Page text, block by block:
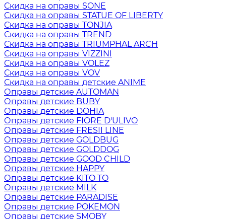
Скидка на оправы SONE
Скидка на оправы STATUE OF LIBERTY
Скидка на оправы TONJIA
Скидка на оправы TREND
Скидка на оправы TRIUMPHAL ARCH
Скидка на оправы VIZZINI
Скидка на оправы VOLEZ
Скидка на оправы VOV
Скидка на оправы детские ANIME
Оправы детские AUTOMAN
Оправы детские BUBY
Оправы детские DOHIA
Оправы детские FIORE D'ULIVO
Оправы детские FRESII LINE
Оправы детские GOLDBUG
Оправы детские GOLDDOG
Оправы детские GOOD CHILD
Оправы детские HAPPY
Оправы детские KITO TO
Оправы детские MILK
Оправы детские PARADISE
Оправы детские POKEMON
Оправы детские SMOBY